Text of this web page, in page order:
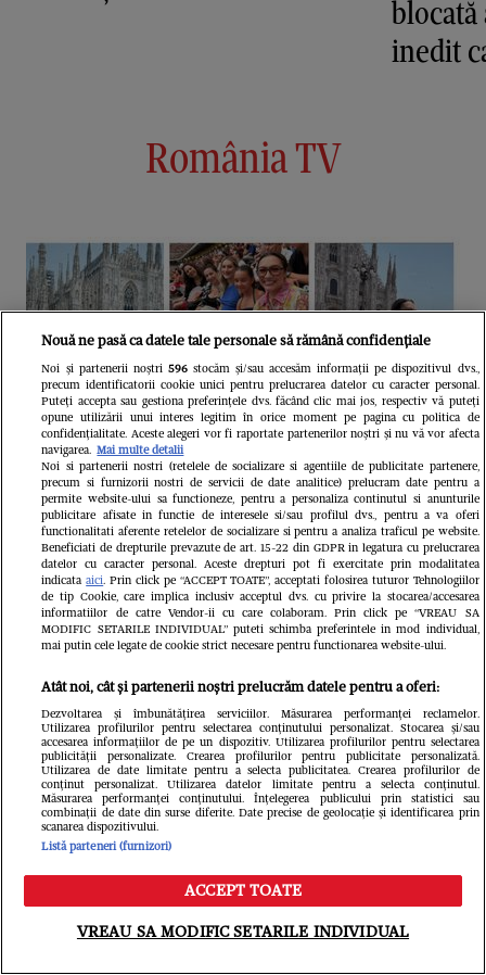
blocată
inedit
România TV
ROMÂNIA TV
Detaliul surpriză care a apărut în
pozele cu Andra Măruţă după
escapada de la Milano. Sute de
comentarii pe Facebook!
ROMÂNIA TV
Denise Rifai a fost înşelată.
Cum
al Iuliei
Meniu Caută
Nouă ne pasă ca datele tale personale să rămână confidențiale
Noi și partenerii noștri 596stocăm și/sau accesăm informații pe dispozitivul dvs.,
precum identificatorii cookie unici pentru prelucrarea datelor cu caracter personal.
Puteți accepta sau gestiona preferințele dvs. făcând clic mai jos, respectiv vă puteți
opune utilizării unui interes legitim în orice moment pe pagina cu politica de
confidențialitate. Aceste alegeri vor fi raportate partenerilor noștri și nu vă vor afecta
navigarea. Mai multe detalii
Noi si partenerii nostri (retelele de socializare si agentiile de publicitate partenere,
precum si furnizorii nostri de servicii de date analitice) prelucram date pentru a
permite website-ului sa functioneze, pentru a personaliza continutul si anunturile
publicitare afisate in functie de interesele si/sau profilul dvs., pentru a va oferi
functionalitati aferente retelelor de socializare si pentru a analiza traficul pe website.
Beneficiati de drepturile prevazute de art. 15-22 din GDPR in legatura cu prelucrarea
datelor cu caracter personal. Aceste drepturi pot fi exercitate prin modalitatea
indicataaici. Prin click pe “ACCEPT TOATE”, acceptati folosirea tuturor Tehnologiilor
de tip Cookie, care implica inclusiv acceptul dvs. cu privire la stocarea/accesarea
informatiilor de catre Vendor-ii cu care colaboram. Prin click pe “VREAU SA
MODIFIC SETARILE INDIVIDUAL” puteti schimba preferintele in mod individual,
mai putin cele legate de cookie strict necesare pentru functionarea website-ului.
Atât noi, cât și partenerii noștri prelucrăm datele pentru a oferi:
Dezvoltarea și îmbunătățirea serviciilor. Măsurarea performanței reclamelor.
Utilizarea profilurilor pentru selectarea conținutului personalizat. Stocarea și/sau
accesarea informațiilor de pe un dispozitiv. Utilizarea profilurilor pentru selectarea
publicității personalizate. Crearea profilurilor pentru publicitate personalizată.
Utilizarea de date limitate pentru a selecta publicitatea. Crearea profilurilor de
conținut personalizat. Utilizarea datelor limitate pentru a selecta conținutul.
Măsurarea performanței conținutului. Înțelegerea publicului prin statistici sau
combinații de date din surse diferite. Date precise de geolocație și identificarea prin
scanarea dispozitivului.
Listă parteneri (furnizori)
ACCEPT TOATE
VREAU SA MODIFIC SETARILE INDIVIDUAL